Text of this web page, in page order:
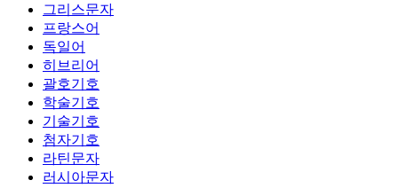
그리스문자
프랑스어
독일어
히브리어
괄호기호
학술기호
기술기호
첨자기호
라틴문자
러시아문자